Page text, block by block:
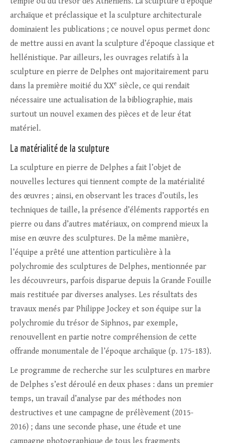
archaïque et préclassique et la sculpture architecturale
dominaient les publications ; ce nouvel opus permet donc
de mettre aussi en avant la sculpture d’époque classique et
hellénistique. Par ailleurs, les ouvrages relatifs à la
sculpture en pierre de Delphes ont majoritairement paru
dans la première moitié du XXe siècle, ce qui rendait
nécessaire une actualisation de la bibliographie, mais
surtout un nouvel examen des pièces et de leur état
matériel.
La matérialité de la sculpture
La sculpture en pierre de Delphes a fait l’objet de
nouvelles lectures qui tiennent compte de la matérialité
des œuvres ; ainsi, en observant les traces d’outils, les
techniques de taille, la présence d’éléments rapportés en
pierre ou dans d’autres matériaux, on comprend mieux la
mise en œuvre des sculptures. De la même manière,
l’équipe a prêté une attention particulière à la
polychromie des sculptures de Delphes, mentionnée par
les découvreurs, parfois disparue depuis la Grande Fouille
mais restituée par diverses analyses. Les résultats des
travaux menés par Philippe Jockey et son équipe sur la
polychromie du trésor de Siphnos, par exemple,
renouvellent en partie notre compréhension de cette
offrande monumentale de l’époque archaïque (p. 175-183).
Le programme de recherche sur les sculptures en marbre
de Delphes s’est déroulé en deux phases : dans un premier
temps, un travail d’analyse par des méthodes non
destructives et une campagne de prélèvement (2015-
2016) ; dans une seconde phase, une étude et une